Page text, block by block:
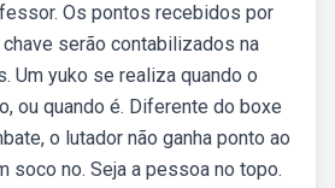
Os pontos recebidos por
serão contabilizados na
Um yuko se realiza quando o
ou quando é. Diferente do boxe
o lutador não ganha ponto ao
soco no. Seja a pessoa no topo.